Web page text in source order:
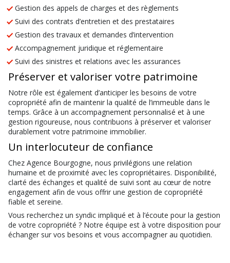
Gestion des appels de charges et des règlements
Suivi des contrats d’entretien et des prestataires
Gestion des travaux et demandes d’intervention
Accompagnement juridique et réglementaire
Suivi des sinistres et relations avec les assurances
Préserver et valoriser votre patrimoine
Notre rôle est également d’anticiper les besoins de votre
copropriété afin de maintenir la qualité de l’immeuble dans le
temps. Grâce à un accompagnement personnalisé et à une
gestion rigoureuse, nous contribuons à préserver et valoriser
durablement votre patrimoine immobilier.
Un interlocuteur de confiance
Chez Agence Bourgogne, nous privilégions une relation
humaine et de proximité avec les copropriétaires. Disponibilité,
clarté des échanges et qualité de suivi sont au cœur de notre
engagement afin de vous offrir une gestion de copropriété
fiable et sereine.
Vous recherchez un syndic impliqué et à l’écoute pour la gestion
de votre copropriété ? Notre équipe est à votre disposition pour
échanger sur vos besoins et vous accompagner au quotidien.